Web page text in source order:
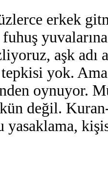
erkek
aşk adı
yok.
oynuyor.
değil.